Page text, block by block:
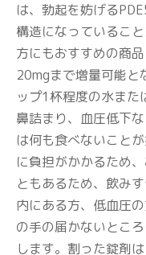
は、勃起を妨げる
構造になっているこ
方にもおすすめの商
20mgまで増量可能と
ップ1杯程度の水ま
鼻詰まり、血圧低下
は何も食べないこと
に負担がかかるため
ともあるため、飲み
内にある方、低血圧
の手の届かないとこ
します。割った錠剤